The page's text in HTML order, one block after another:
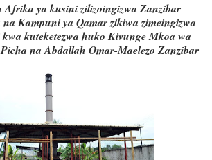
Afrika ya kusini zilizoingizwa Zanzibar
Kampuni ya Qamar zikiwa zimeingizwa
kuteketezwa huko Kivunge Mkoa wa
na Abdallah Omar-Maelezo Zanzibar